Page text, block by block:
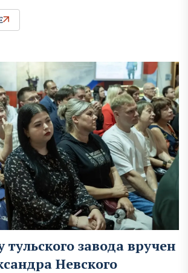
тульского завода вручен
Невского